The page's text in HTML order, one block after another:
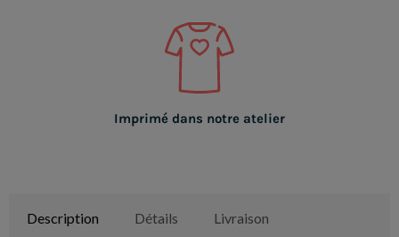
Imprimé dans notre atelier
Description Détails Livraison